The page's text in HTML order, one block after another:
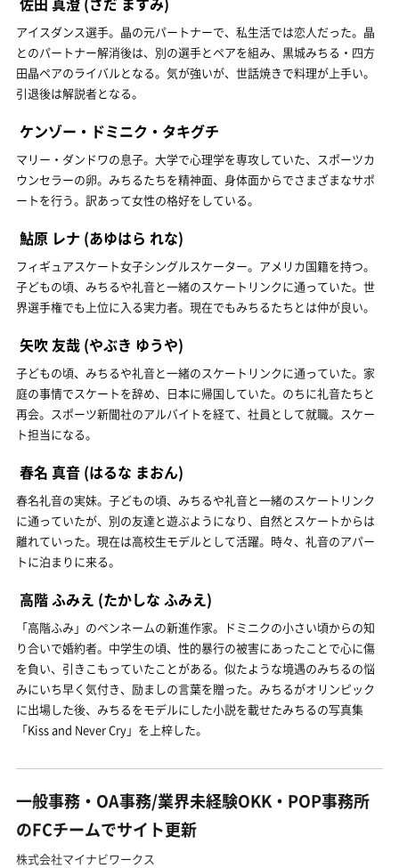
アイスダンス選手。晶の元パートナーで、私生活では恋人だった。晶
とのパートナー解消後は、別の選手とペアを組み、黒城みちる・四方
田晶ペアのライバルとなる。気が強いが、世話焼きで料理が上手い。
引退後は解説者となる。
ケンゾー・ドミニク・タキグチ
マリー・ダンドワの息子。大学で心理学を専攻していた、スポーツカ
ウンセラーの卵。みちるたちを精神面、身体面からでさまざまなサポ
ートを行う。訳あって女性の格好をしている。
鮎原 レナ (あゆはら れな)
フィギュアスケート女子シングルスケーター。アメリカ国籍を持つ。
子どもの頃、みちるや礼音と一緒のスケートリンクに通っていた。世
界選手権でも上位に入る実力者。現在でもみちるたちとは仲が良い。
矢吹 友哉 (やぶき ゆうや)
子どもの頃、みちるや礼音と一緒のスケートリンクに通っていた。家
庭の事情でスケートを辞め、日本に帰国していた。のちに礼音たちと
再会。スポーツ新聞社のアルバイトを経て、社員として就職。スケー
ト担当になる。
春名 真音 (はるな まおん)
春名礼音の実妹。子どもの頃、みちるや礼音と一緒のスケートリンク
に通っていたが、別の友達と遊ぶようになり、自然とスケートからは
離れていった。現在は高校生モデルとして活躍。時々、礼音のアパー
トに泊まりに来る。
高階 ふみえ (たかしな ふみえ)
「高階ふみ」のペンネームの新進作家。ドミニクの小さい頃からの知
り合いで婚約者。中学生の頃、性的暴行の被害にあったことで心に傷
を負い、引きこもっていたことがある。似たような境遇のみちるの悩
みにいち早く気付き、励ましの言葉を贈った。みちるがオリンピック
に出場した後、みちるをモデルにした小説を載せたみちるの写真集
「Kiss and Never Cry」を上梓した。
一般事務・OA事務/業界未経験OKK・POP事務所
のFCチームでサイト更新
株式会社マイナビワークス